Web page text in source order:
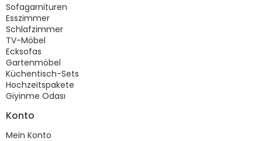
Sofagarnituren
Esszimmer
Schlafzimmer
TV-Möbel
Ecksofas
Gartenmöbel
Küchentisch-Sets
Hochzeitspakete
Giyinme Odası
Konto
Mein Konto